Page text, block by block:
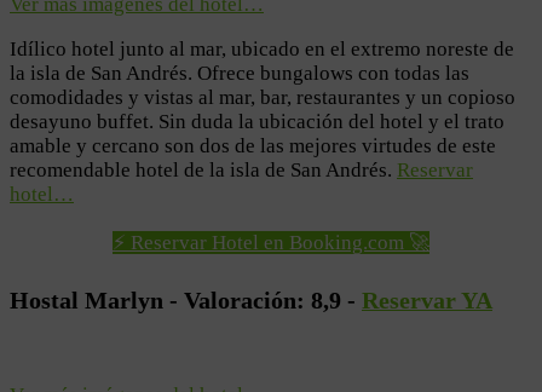
Idílico hotel junto al mar, ubicado en el extremo noreste de
la isla de San Andrés. Ofrece bungalows con todas las
comodidades y vistas al mar, bar, restaurantes y un copioso
desayuno buffet. Sin duda la ubicación del hotel y el trato
amable y cercano son dos de las mejores virtudes de este
recomendable hotel de la isla de San Andrés. Reservar
hotel…
⚡ Reservar Hotel en Booking.com 🚀
Hostal Marlyn - Valoración: ​8,9 - Reservar YA